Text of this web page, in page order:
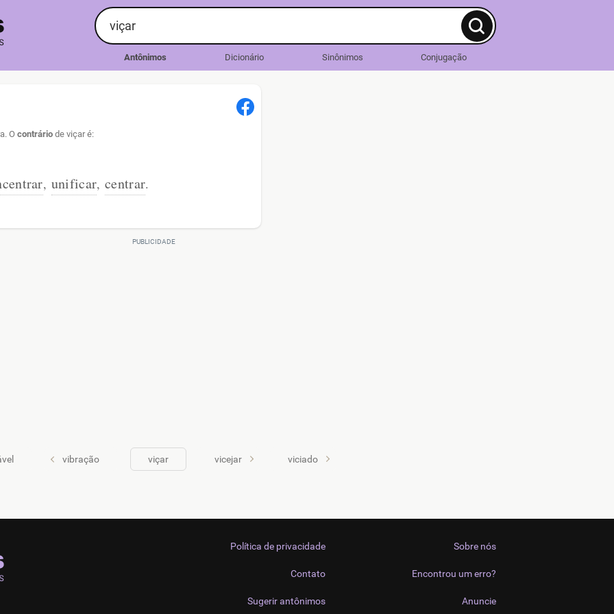
Antônimos Dicionário Sinônimos Conjugação
O contrário de viçar é:
, unificar, centrar.
vibração viçar vicejar viciado
Sobre nós
Encontrou um erro?
Anuncie
Política de privacidade
Contato
Sugerir antônimos